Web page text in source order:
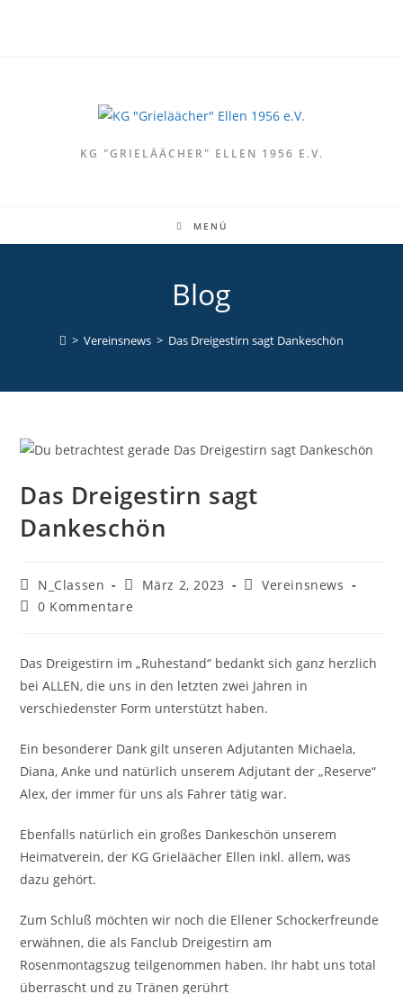
KG "GRIELÄÄCHER" ELLEN 1956 E.V.
MENÜ
Blog
> Vereinsnews > Das Dreigestirn sagt Dankeschön
Das Dreigestirn sagt
Dankeschön
Beitrags-
Autor:
N_Classen
Beitrag
veröffentlicht:
März 2, 2023
Beitrags-
Vereinsnews
Beitrags-
0 Kommentare
Das Dreigestirn im „Ruhestand“ bedankt sich ganz herzlich
bei ALLEN, die uns in den letzten zwei Jahren in
verschiedenster Form unterstützt haben.
Ein besonderer Dank gilt unseren Adjutanten Michaela,
Diana, Anke und natürlich unserem Adjutant der „Reserve“
Alex, der immer für uns als Fahrer tätig war.
Ebenfalls natürlich ein großes Dankeschön unserem
Heimatverein, der KG Grieläächer Ellen inkl. allem, was
dazu gehört.
Zum Schluß möchten wir noch die Ellener Schockerfreunde
erwähnen, die als Fanclub Dreigestirn am
Rosenmontagszug teilgenommen haben. Ihr habt uns total
überrascht und zu Tränen gerührt